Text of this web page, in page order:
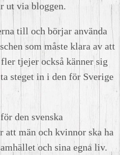
ut via bloggen.
till och börjar använda
som måste klara av att
tjejer också känner sig
steget in i den för Sverige
den svenska
män och kvinnor ska ha
och sina egna liv.